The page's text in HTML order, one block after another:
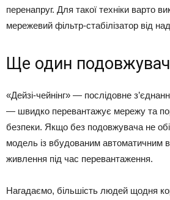
перенапруг. Для такої техніки варто
мережевий фільтр-стабілізатор від
Ще один подовжувач
«Дейзі-чейнінг» — послідовне
— швидко перевантажує мережу та
безпеки. Якщо без подовжувача не
модель із вбудованим автоматичним
живлення під час перевантаження.
Нагадаємо, більшість людей щодня